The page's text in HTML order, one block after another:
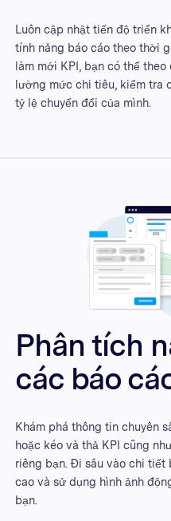
Luôn cập nhật tiến độ triển
tính năng báo cáo theo thời
làm mới KPI, bạn có thể
lường mức chi tiêu, kiểm tra
tỷ lệ chuyển đổi của mình.
Phân tích
các báo
Khám phá thông tin chuyên
hoặc kéo và thả KPI cũng
riêng bạn. Đi sâu vào chi tiết
cao và sử dụng hình ảnh
bạn.